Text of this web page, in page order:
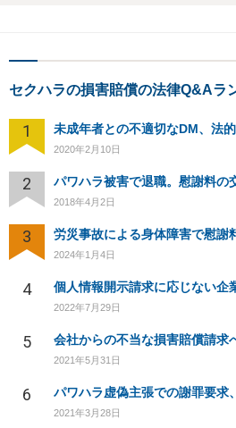
セクハラの損害賠償の法律Q&Aラ
1 未成年者との不適切なDM、法
2020年2月10日
2
2018年4月2日
3
2024年1月4日
4 個人情報開示請求に応じない企
2022年7月29日
5 会社からの不当な損害賠償請求
2021年5月31日
6 パワハラ虚偽主張での謝罪要求
2021年3月28日